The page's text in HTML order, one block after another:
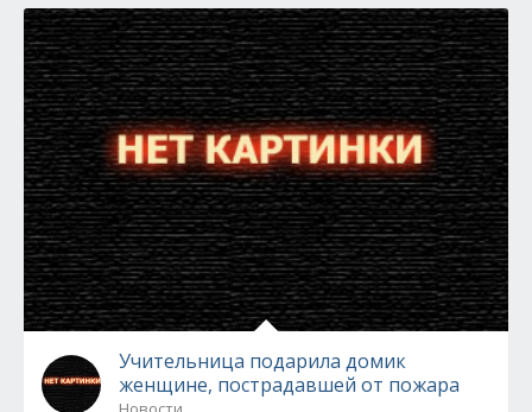
Учительница подарила домик
женщине, пострадавшей от пожара